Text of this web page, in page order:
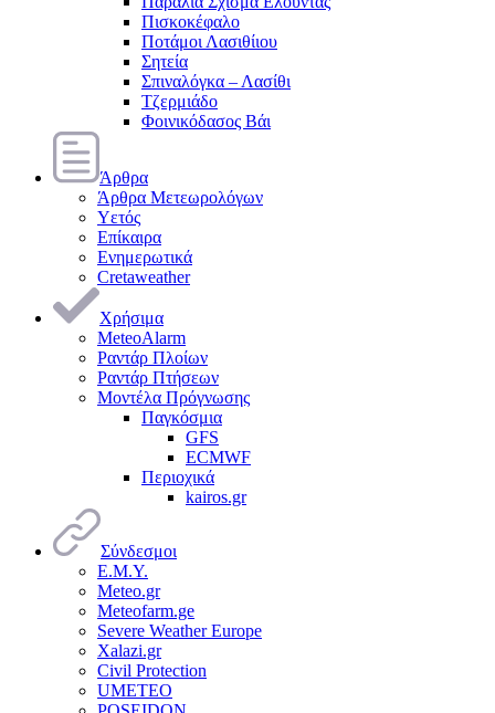
Πισκοκέφαλο
Ποτάμοι Λασιθίιου
Σητεία
Σπιναλόγκα – Λασίθι
Τζερμιάδο
Φοινικόδασος Βάι
Άρθρα
Άρθρα Μετεωρολόγων
Υετός
Επίκαιρα
Ενημερωτικά
Cretaweather
Χρήσιμα
MeteoAlarm
Ραντάρ Πλοίων
Ραντάρ Πτήσεων
Μοντέλα Πρόγνωσης
Παγκόσμια
GFS
ECMWF
Περιοχικά
kairos.gr
Σύνδεσμοι
Ε.Μ.Υ.
Meteo.gr
Meteofarm.ge
Severe Weather Europe
Xalazi.gr
Civil Protection
UMETEO